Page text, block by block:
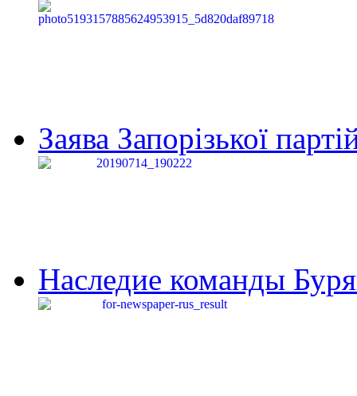
Заява Запорізької
Наследие команды